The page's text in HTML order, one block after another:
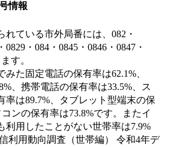
情報
れている市外局番には、082・
0829・084・0845・0846・0847・
す。
みた固定電話の保有率は62.1%、
、携帯電話の保有率は33.5%、ス
率は89.7%、タブレット型端末の保
ンの保有率は73.8%です。またイ
利用したことがない世帯率は7.9%
利用動向調査（世帯編） 令和4年デ